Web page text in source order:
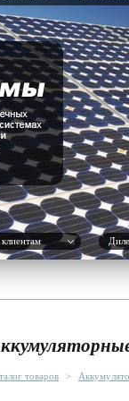
товаров >